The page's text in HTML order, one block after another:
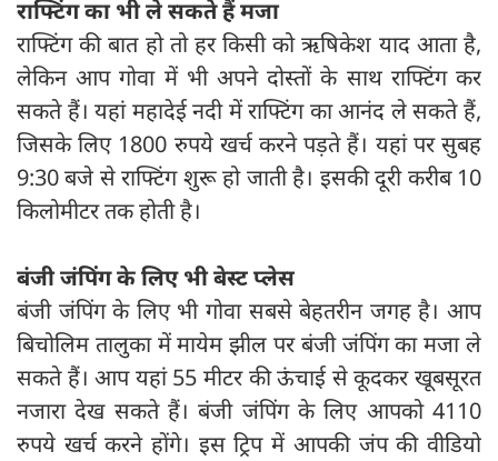
राफ्टिंग का भी ले सकते हैं मजा
राफ्टिंग की बात हो तो हर किसी को ऋषिकेश याद आता है,
लेकिन आप गोवा में भी अपने दोस्तों के साथ राफ्टिंग कर
सकते हैं। यहां महादेई नदी में राफ्टिंग का आनंद ले सकते हैं,
जिसके लिए 1800 रुपये खर्च करने पड़ते हैं। यहां पर सुबह
9:30 बजे से राफ्टिंग शुरू हो जाती है। इसकी दूरी करीब 10
किलोमीटर तक होती है।
बंजी जंपिंग के लिए भी बेस्ट प्लेस
बंजी जंपिंग के लिए भी गोवा सबसे बेहतरीन जगह है। आप
बिचोलिम तालुका में मायेम झील पर बंजी जंपिंग का मजा ले
सकते हैं। आप यहां 55 मीटर की ऊंचाई से कूदकर खूबसूरत
नजारा देख सकते हैं। बंजी जंपिंग के लिए आपको 4110
रुपये खर्च करने होंगे। इस ट्रिप में आपकी जंप की वीडियो